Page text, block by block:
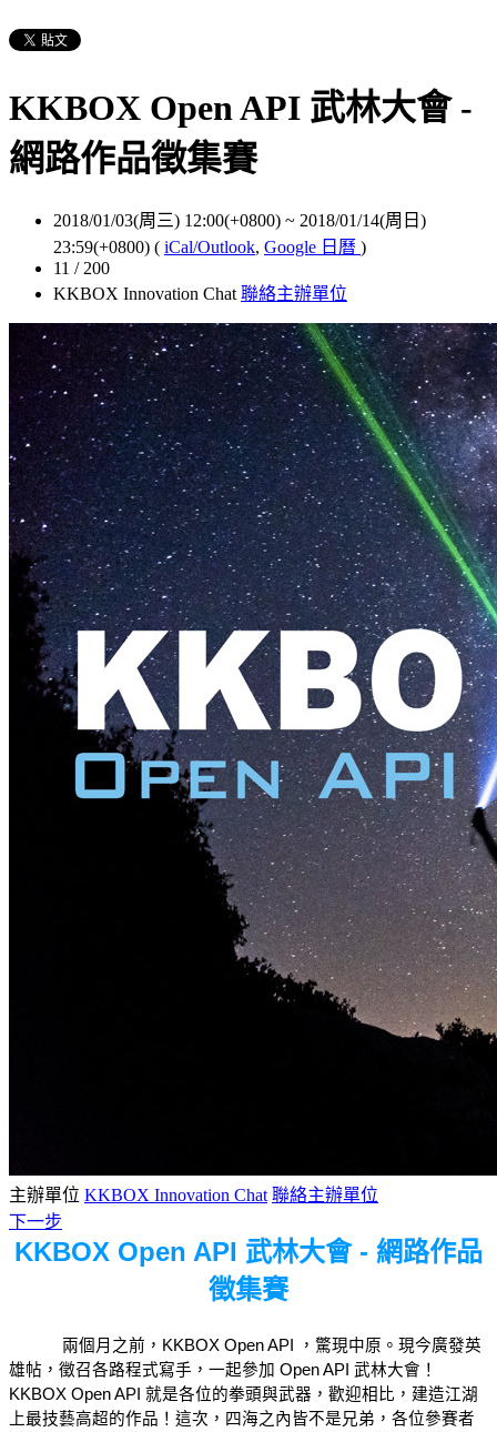
KKBOX Open API 武林大會 -
網路作品徵集賽
2018/01/03(周三) 12:00(+0800) ~ 2018/01/14(周日)
23:59(+0800) ( iCal/Outlook, Google 日曆 )
11 / 200
KKBOX Innovation Chat 聯絡主辦單位
主辦單位 KKBOX Innovation Chat 聯絡主辦單位
下一步
KKBOX Open API 武林大會 - 網路作品
徵集賽
兩個月之前，KKBOX Open API ，驚現中原。現今廣發英
雄帖，徵召各路程式寫手，一起參加 Open API 武林大會！
KKBOX Open API 就是各位的拳頭與武器，歡迎相比，建造江湖
上最技藝高超的作品！這次，四海之內皆不是兄弟，各位參賽者